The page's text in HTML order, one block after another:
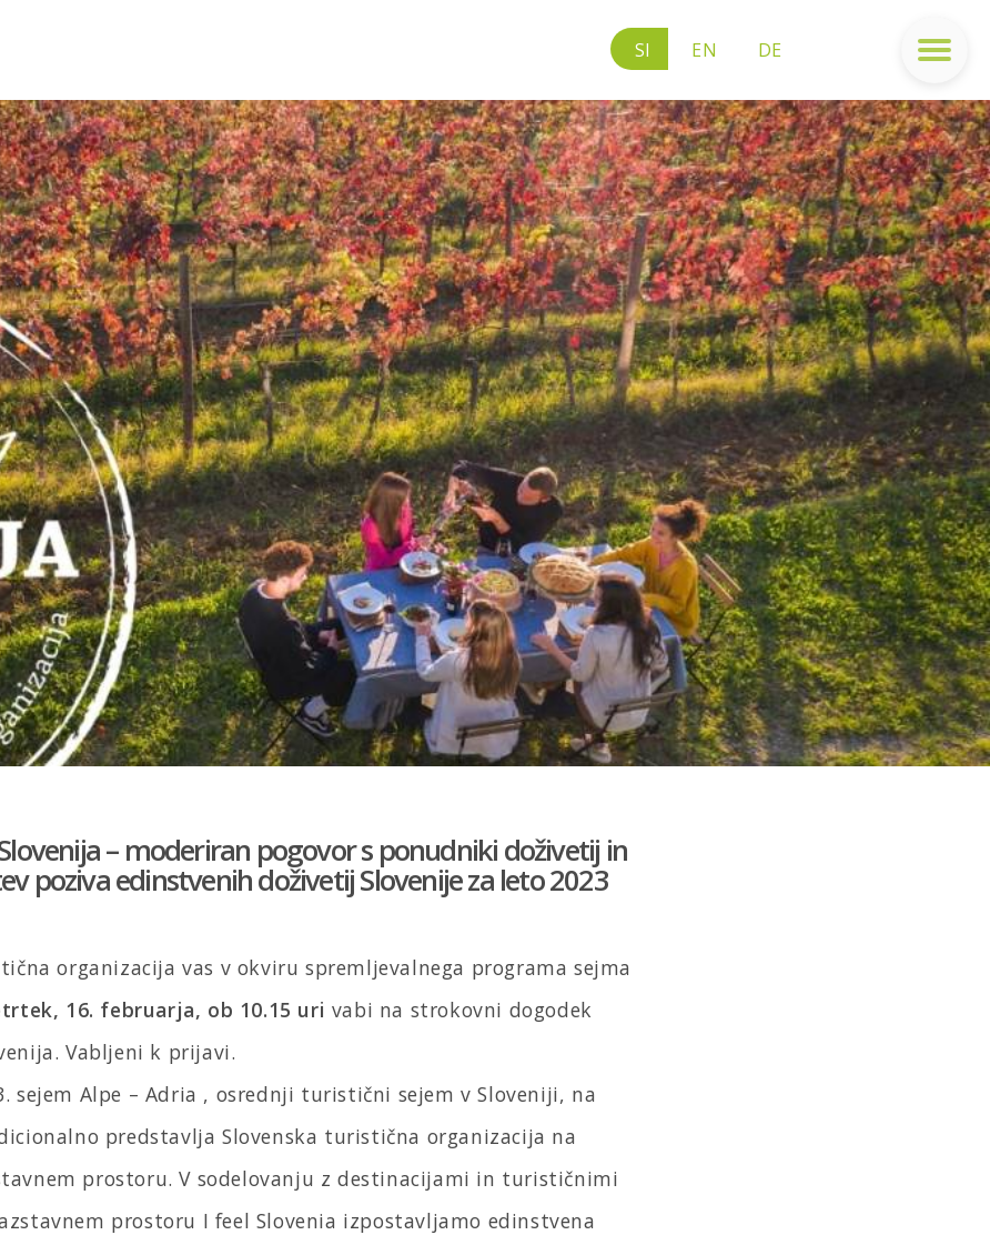
SI EN DE
– moderiran pogovor s ponudniki doživetij in
poziva edinstvenih doživetij Slovenije za leto 2023
organizacija vas v okviru spremljevalnega programa sejma
16. februarja, ob 10.15 uri vabi na strokovni dogodek
Vabljeni k prijavi.
sejem Alpe – Adria , osrednji turistični sejem v Sloveniji, na
predstavlja Slovenska turistična organizacija na
prostoru. V sodelovanju z destinacijami in turističnimi
prostoru I feel Slovenia izpostavljamo edinstvena